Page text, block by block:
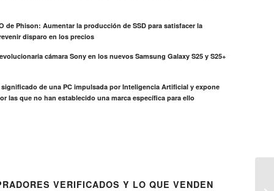
de Phison: Aumentar la producción de SSD para satisfacer la
disparo en los precios
cámara Sony en los nuevos Samsung Galaxy S25 y S25+
significado de una PC impulsada por Inteligencia Artificial y expone
las que no han establecido una marca específica para ello
VERIFICADOS Y LO QUE VENDEN